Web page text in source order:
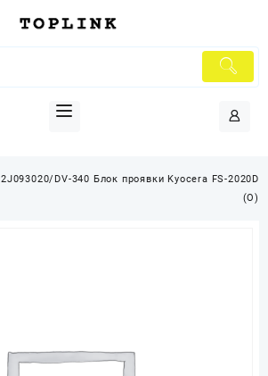
2J093020/DV-340 Блок проявки Kyocera FS-2020D
(O)